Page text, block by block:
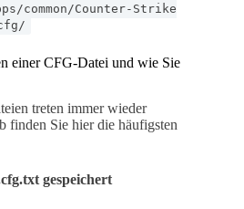
common/Counter-Strike
einer CFG-Datei und wie Sie
treten immer wieder
finden Sie hier die häufigsten
gespeichert